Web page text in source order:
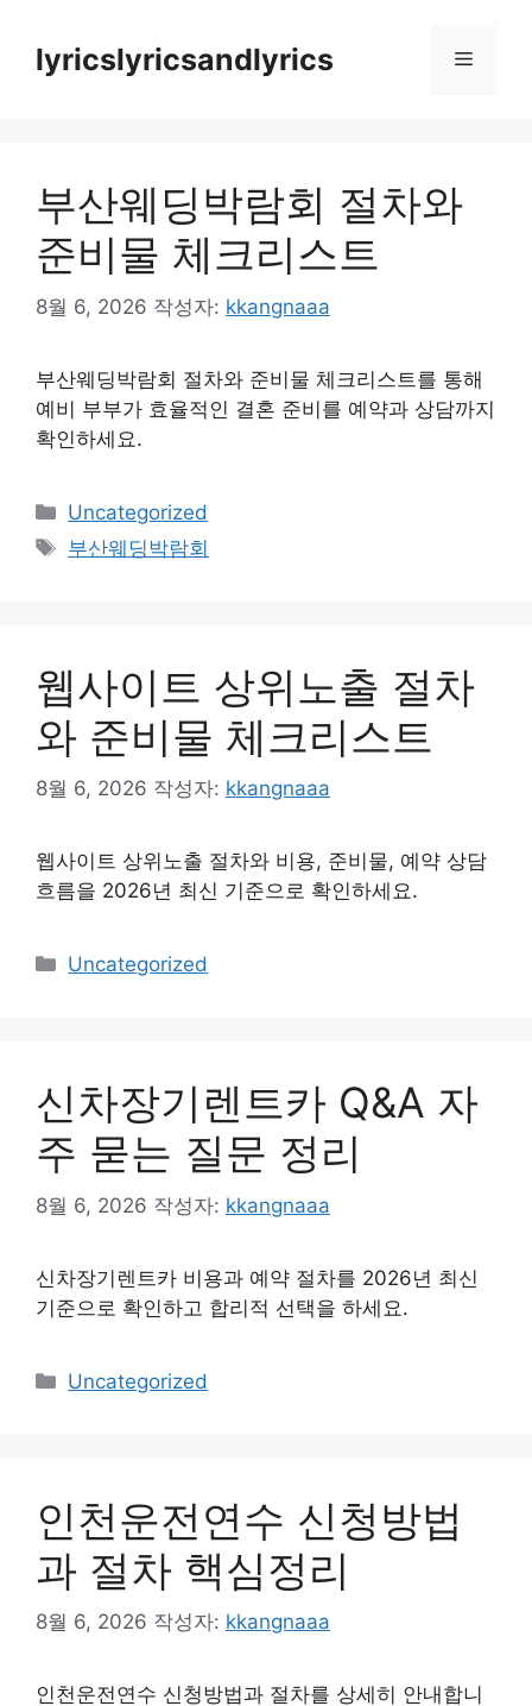
lyricslyricsandlyrics 메
부산웨딩박람회 절차와
준비물 체크리스트
8월 6, 2026 작성자: kkangnaaa
부산웨딩박람회 절차와 준비물 체크리스트를 통해
예비 부부가 효율적인 결혼 준비를 예약과 상담까지
확인하세요.
카
테
고
Uncategorized
태
부산웨딩박람회
웹사이트 상위노출 절차
와 준비물 체크리스트
8월 6, 2026 작성자: kkangnaaa
웹사이트 상위노출 절차와 비용, 준비물, 예약 상담
흐름을 2026년 최신 기준으로 확인하세요.
카
Uncategorized
신차장기렌트카 Q&A 자
주 묻는 질문 정리
8월 6, 2026 작성자: kkangnaaa
신차장기렌트카 비용과 예약 절차를 2026년 최신
기준으로 확인하고 합리적 선택을 하세요.
카
Uncategorized
인천운전연수 신청방법
과 절차 핵심정리
8월 6, 2026 작성자: kkangnaaa
인천운전연수 신청방법과 절차를 상세히 안내합니